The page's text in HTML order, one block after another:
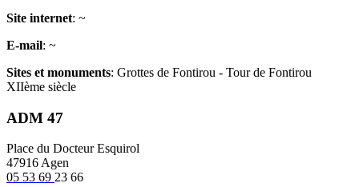
Site internet: ~
E-mail: ~
Sites et monuments: Grottes de Fontirou - Tour de Fontirou
XIIème siècle
ADM 47
Place du Docteur Esquirol
47916 Agen
05 53 69 23 66